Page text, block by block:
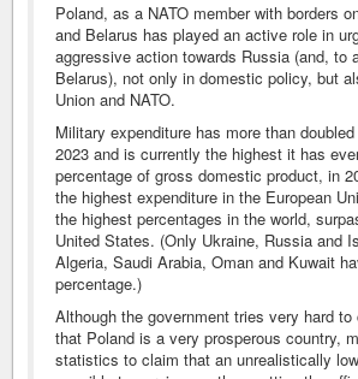
Poland, as a NATO member with borders
and Belarus has played an active role in
aggressive action towards Russia (and, to
Belarus), not only in domestic policy, but
Union and NATO.
Military expenditure has more than
2023 and is currently the highest it has
percentage of gross domestic product, in
the highest expenditure in the European
the highest percentages in the world,
United States. (Only Ukraine, Russia and
Algeria, Saudi Arabia, Oman and Kuwait
percentage.)
Although the government tries very hard
that Poland is a very prosperous country,
statistics to claim that an unrealistically